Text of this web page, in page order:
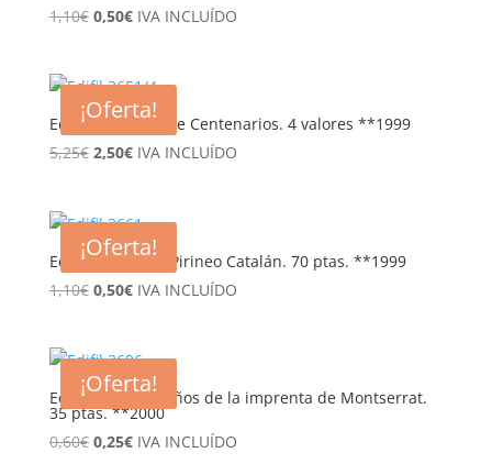
1,10€ El
era:
1,10€.
0,50€El
es:
0,50€.
IVA INCLUÍDO
¡Oferta!
Edifil 3651/4. Serie Centenarios. 4 valores **1999
5,25€ El
era:
5,25€.
2,50€El
es:
2,50€.
IVA INCLUÍDO
¡Oferta!
Edifil 3661. Bajo Pirineo Catalán. 70 ptas. **1999
1,10€ El
era:
1,10€.
0,50€El
es:
0,50€.
IVA INCLUÍDO
¡Oferta!
Edifil 3696. 500 años de la imprenta de Montserrat.
35 ptas. **2000
0,60€ El
0,25€ElIVA INCLUÍDO